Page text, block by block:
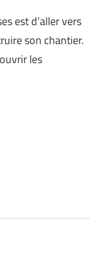
est d’aller vers
son chantier.
les